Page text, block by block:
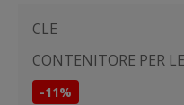
CLE
CONTENITORE PER
-11%